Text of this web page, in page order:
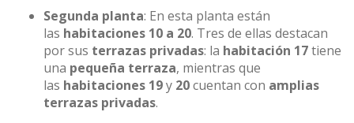
Segunda planta: En esta planta están
las habitaciones 10 a 20. Tres de ellas destacan
por sus terrazas privadas: la habitación 17tiene
una pequeña terraza, mientras que
las habitaciones 19y 20cuentan con amplias
terrazas privadas.